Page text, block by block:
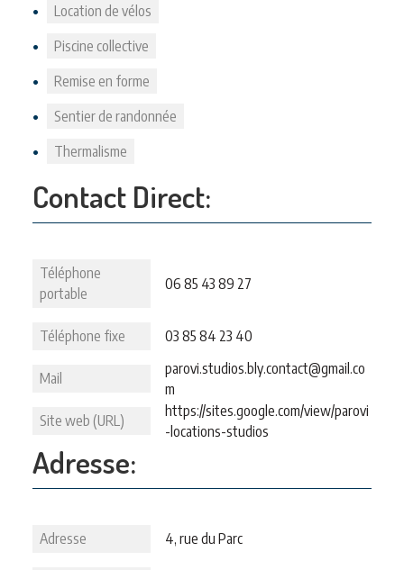
Location de vélos
Piscine collective
Remise en forme
Sentier de randonnée
Thermalisme
Contact Direct:
Téléphone
portable
06 85 43 89 27
Téléphone fixe 03 85 84 23 40
Mail
parovi.studios.bly.contact@gmail.co
m
Site web (URL)
https://sites.google.com/view/parovi
-locations-studios
Adresse:
Adresse 4, rue du Parc